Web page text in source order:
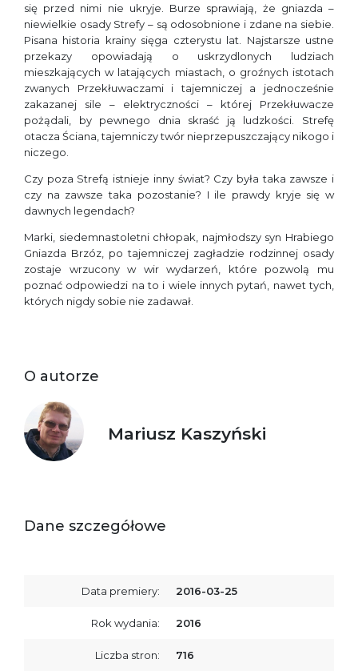
się przed nimi nie ukryje. Burze sprawiają, że gniazda –
niewielkie osady Strefy – są odosobnione i zdane na siebie.
Pisana historia krainy sięga czterystu lat. Najstarsze ustne
przekazy opowiadają o uskrzydlonych ludziach
mieszkających w latających miastach, o groźnych istotach
zwanych Przekłuwaczami i tajemniczej a jednocześnie
zakazanej sile – elektryczności – której Przekłuwacze
pożądali, by pewnego dnia skraść ją ludzkości. Strefę
otacza Ściana, tajemniczy twór nieprzepuszczający nikogo i
niczego.
Czy poza Strefą istnieje inny świat? Czy była taka zawsze i
czy na zawsze taka pozostanie? I ile prawdy kryje się w
dawnych legendach?
Marki, siedemnastoletni chłopak, najmłodszy syn Hrabiego
Gniazda Brzóz, po tajemniczej zagładzie rodzinnej osady
zostaje wrzucony w wir wydarzeń, które pozwolą mu
poznać odpowiedzi na to i wiele innych pytań, nawet tych,
których nigdy sobie nie zadawał.
O autorze
Mariusz Kaszyński
Dane szczegółowe
Data premiery: 2016-03-25
Rok wydania: 2016
Liczba stron: 716